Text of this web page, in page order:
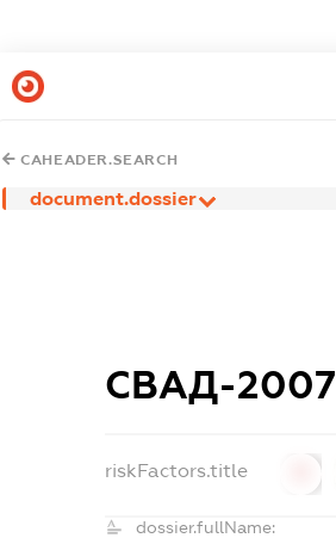
CAHEADER.SEARCH
document.dossier
СВАД-2007
riskFactors.title
dossier.fullName: